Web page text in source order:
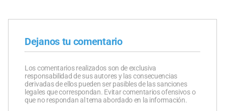
Dejanos tu comentario
Los comentarios realizados son de exclusiva
responsabilidad de sus autores y las consecuencias
derivadas de ellos pueden ser pasibles de las sanciones
legales que correspondan. Evitar comentarios ofensivos o
que no respondan al tema abordado en la información.